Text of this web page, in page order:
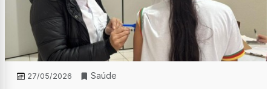
27/05/2026 Saúde